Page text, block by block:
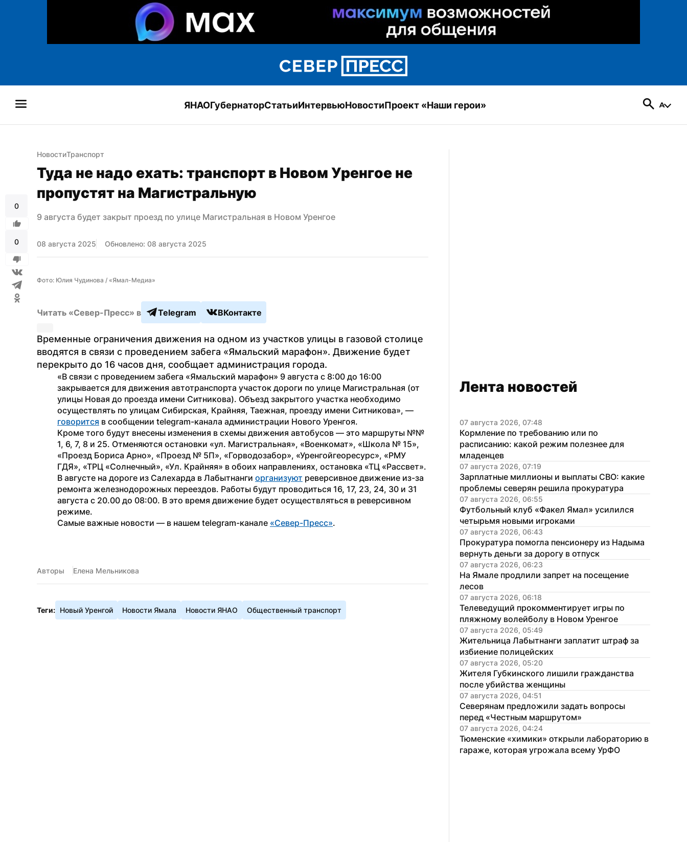
ЯНАОГубернаторСтатьиИнтервьюНовостиПроект «Наши герои»
0
0
НовостиТранспорт
Туда не надо ехать: транспорт в Новом Уренгое не
пропустят на Магистральную
9 августа будет закрыт проезд по улице Магистральная в Новом Уренгое
08 августа 2025 Обновлено: 08 августа 2025
Фото: Юлия Чудинова / «Ямал-Медиа»
Читать «Север-Пресс» в Telegram ВКонтакте
Временные ограничения движения на одном из участков улицы в газовой столице
вводятся в связи с проведением забега «Ямальский марафон». Движение будет
перекрыто до 16 часов дня, сообщает администрация города.
«В связи с проведением забега «Ямальский марафон» 9 августа с 8:00 до 16:00
закрывается для движения автотранспорта участок дороги по улице Магистральная (от
улицы Новая до проезда имени Ситникова). Объезд закрытого участка необходимо
говорится в сообщении telegram-канала администрации Нового Уренгоя.
Кроме того будут внесены изменения в схемы движения автобусов — это маршруты №№
1, 6, 7, 8 и 25. Отменяются остановки «ул. Магистральная», «Военкомат», «Школа № 15»,
«Проезд Бориса Арно», «Проезд № 5П», «Горводозабор», «Уренгойгеоресурс», «РМУ
ГДЯ», «ТРЦ «Солнечный», «Ул. Крайняя» в обоих направлениях, остановка «ТЦ «Рассвет».
В августе на дороге из Салехарда в Лабытнанги организуют реверсивное движение из-за
ремонта железнодорожных переездов. Работы будут проводиться 16, 17, 23, 24, 30 и 31
августа с 20.00 до 08:00. В это время движение будет осуществляться в реверсивном
режиме.
Самые важные новости — в нашем telegram-канале «Север-Пресс».
Авторы Елена Мельникова
Теги: Новый Уренгой Новости Ямала Новости ЯНАО Общественный транспорт
Лента новостей
07 августа 2026, 07:48
Кормление по требованию или по
расписанию: какой режим полезнее для
младенцев
07 августа 2026, 07:19
Зарплатные миллионы и выплаты СВО: какие
проблемы северян решила прокуратура
07 августа 2026, 06:55
Футбольный клуб «Факел Ямал» усилился
четырьмя новыми игроками
07 августа 2026, 06:43
Прокуратура помогла пенсионеру из Надыма
вернуть деньги за дорогу в отпуск
07 августа 2026, 06:23
На Ямале продлили запрет на посещение
лесов
07 августа 2026, 06:18
Телеведущий прокомментирует игры по
пляжному волейболу в Новом Уренгое
07 августа 2026, 05:49
Жительница Лабытнанги заплатит штраф за
избиение полицейских
07 августа 2026, 05:20
Жителя Губкинского лишили гражданства
после убийства женщины
07 августа 2026, 04:51
Северянам предложили задать вопросы
перед «Честным маршрутом»
07 августа 2026, 04:24
Тюменские «химики» открыли лабораторию в
гараже, которая угрожала всему УрФО